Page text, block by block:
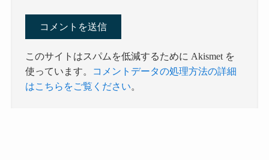
このサイトはスパムを低減するために Akismet を
使っています。
コメントデータの処理方法の詳細
はこちらをご覧ください。